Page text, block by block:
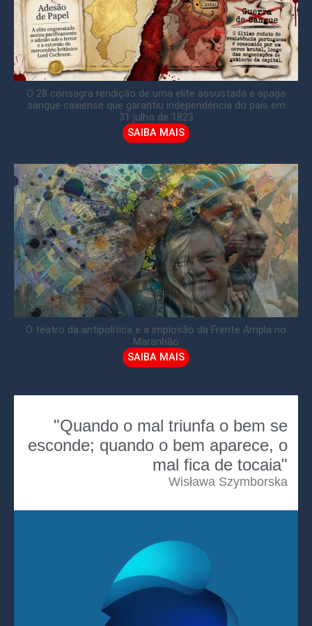
O 28 consagra rendição de uma elite assustada e apaga
sangue caxiense que garantiu independência do país em
31 julho de 1823
SAIBA MAIS
O teatro da antipolítica e a implosão da Frente Ampla no
Maranhão
SAIBA MAIS
"Quando o mal triunfa o bem se
esconde; quando o bem aparece, o
mal fica de tocaia"
Wisława Szymborska